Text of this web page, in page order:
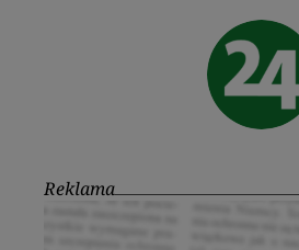
Reklama